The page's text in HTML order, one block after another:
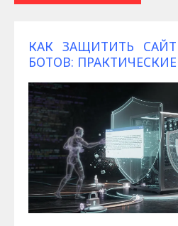
КАК ЗАЩИТИТЬ
БОТОВ: